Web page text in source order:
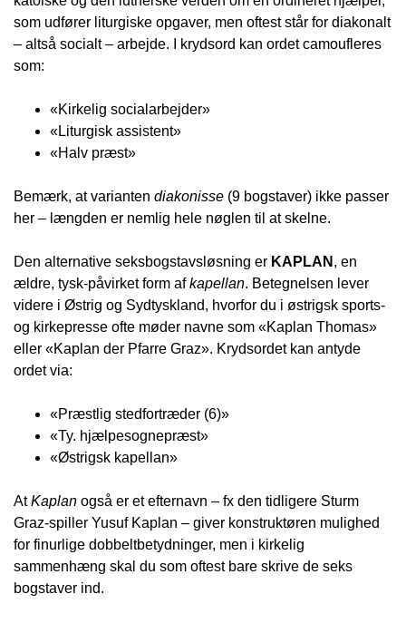
som udfører liturgiske opgaver, men oftest står for diakonalt
– altså socialt – arbejde. I krydsord kan ordet camoufleres
som:
«Kirkelig socialarbejder»
«Liturgisk assistent»
«Halv præst»
Bemærk, at varianten diakonisse (9 bogstaver) ikke passer
her – længden er nemlig hele nøglen til at skelne.
Den alternative seksbogstavsløsning er KAPLAN , en
ældre, tysk-påvirket form afkapellan. Betegnelsen lever
videre i Østrig og Sydtyskland, hvorfor du i østrigsk sports-
og kirkepresse ofte møder navne som «Kaplan Thomas»
eller «Kaplan der Pfarre Graz». Krydsordet kan antyde
ordet via:
«Præstlig stedfortræder (6)»
«Ty. hjælpesognepræst»
«Østrigsk kapellan»
AtKaplan også er et efternavn – fx den tidligere Sturm
Graz-spiller Yusuf Kaplan – giver konstruktøren mulighed
for finurlige dobbeltbetydninger, men i kirkelig
sammenhæng skal du som oftest bare skrive de seks
bogstaver ind.